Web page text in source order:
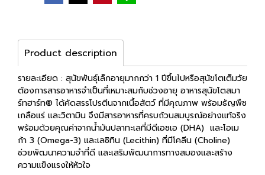
Product description
รายละเอียด : สุนัขพันธุ์เล็กอายุมากกว่า 1 ปีขึ้นไปหรือสุนัขโตเต็มวัย
ต้องการสารอาหารจำเป็นที่เหมาะสมกับช่วงอายุ อาหารสุนัขโตสมา
ร์ทฮาร์ท® ได้คัดสรรโปรตีนจากเนื้อสัตว์ ที่มีคุณภาพ พร้อมธัญพืช
เกลือแร่ และวิตามิน จึงมีสารอาหารที่ครบถ้วนสมบูรณ์อย่างแท้จริง
พร้อมด้วยคุณค่าจากน้ำมันปลาทะเลที่มีดีเอชเอ (DHA) และโอเม
ก้า 3 (Omega-3) และเลซิทิน (Lecithin) ที่มีโคลีน (Choline)
ช่วยพัฒนาความจำที่ดี และเสริมพัฒนาการทางสมองและสร้าง
ความแข็งแรงให้หัวใจ